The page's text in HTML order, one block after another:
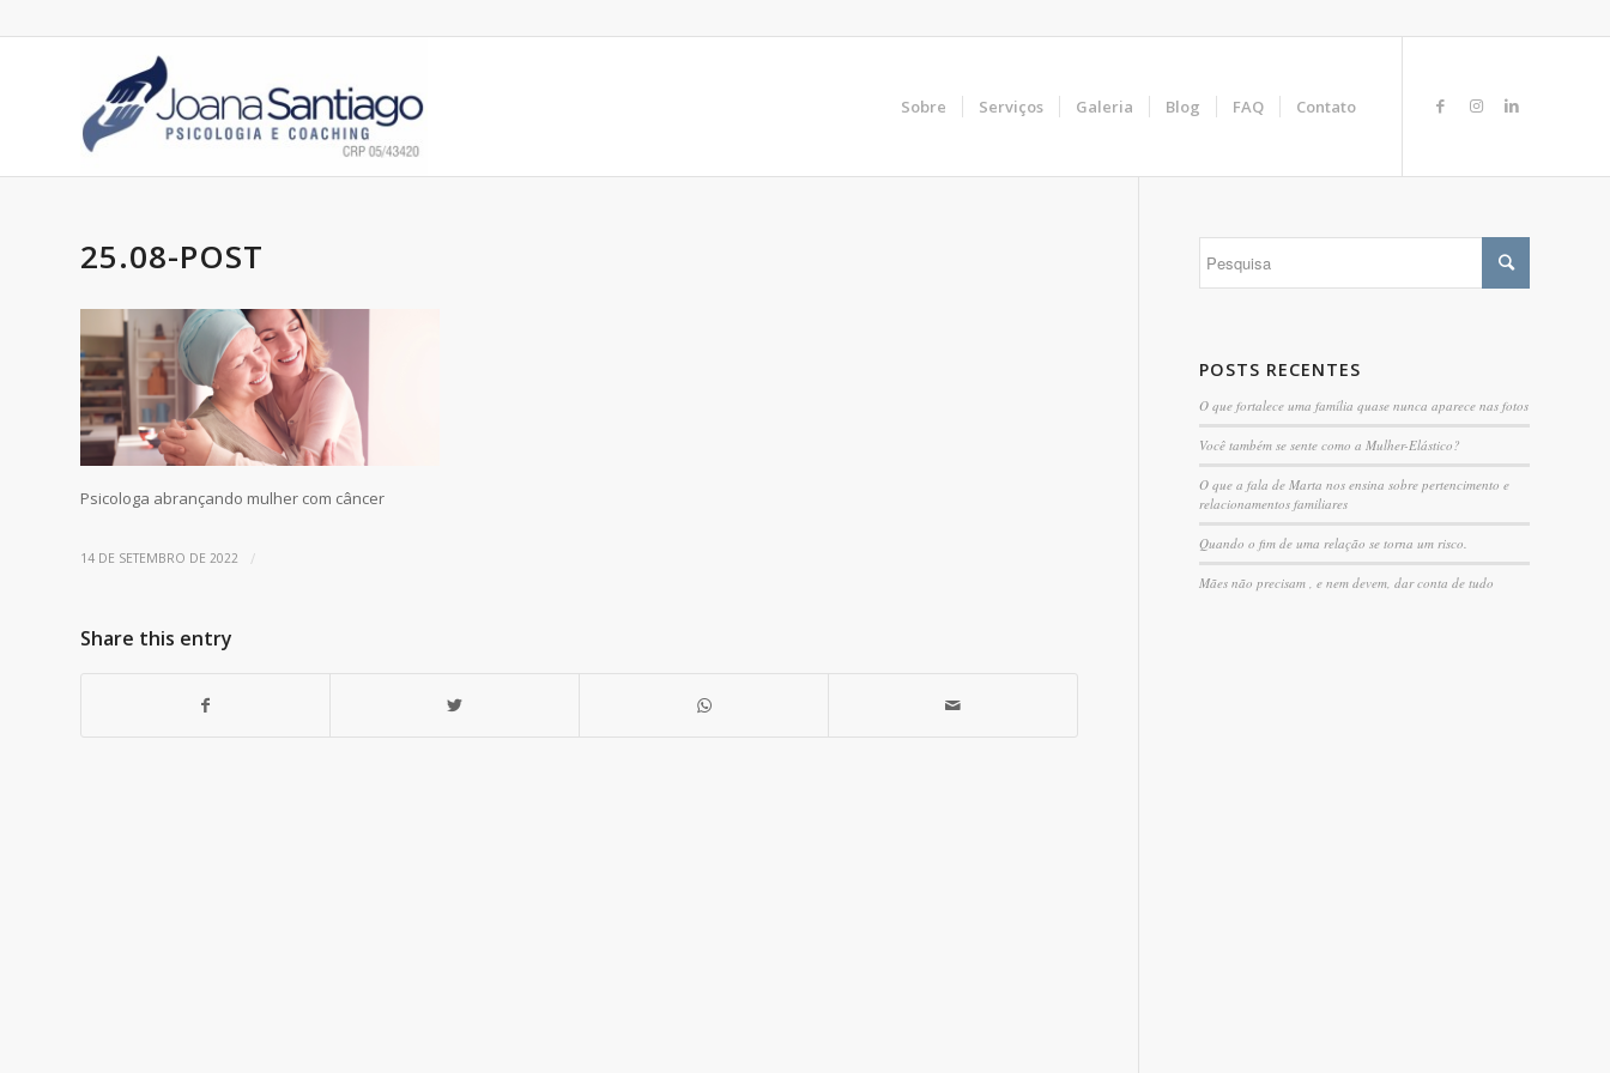
Sobre Serviços Galeria Blog FAQ Contato
25.08-POST
Psicologa abrançando mulher com câncer
14 DE SETEMBRO DE 2022 /
Share this entry
POSTS RECENTES
O que fortalece uma família quase nunca aparece nas fotos
Você também se sente como a Mulher-Elástico?
O que a fala de Marta nos ensina sobre pertencimento e
relacionamentos familiares
Quando o fim de uma relação se torna um risco.
Mães não precisam , e nem devem, dar conta de tudo